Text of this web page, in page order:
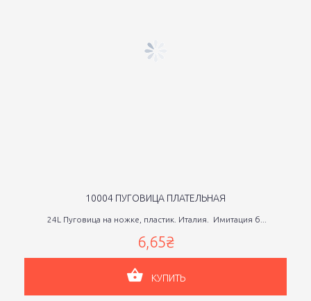
10004 ПУГОВИЦА ПЛАТЕЛЬНАЯ
24L Пуговица на ножке, пластик. Италия. Имитация б...
6,65₴
КУПИТЬ